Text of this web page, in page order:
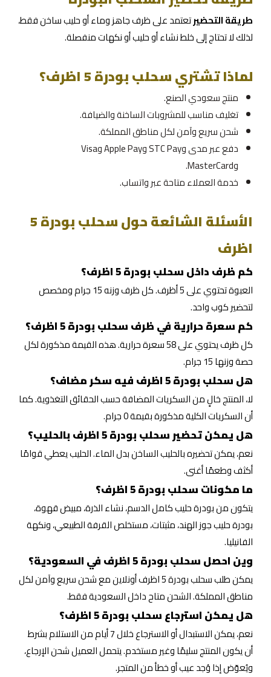
طريقة التحضيرتعتمد على ظرف جاهز وماء أو حليب ساخن فقط،
لذلك لا تحتاج إلى خلط نشاء أو حليب أو نكهات منفصلة.
لماذا تشتري سحلب بودرة 5 اظرف؟
منتج سعودي الصنع.
تغليف مناسب للمشروبات الساخنة والضيافة.
شحن سريع وآمن لكل مناطق المملكة.
دفع عبر مدى وSTC Pay وApple Pay وVisa
وMasterCard.
خدمة العملاء متاحة عبر واتساب.
الأسئلة الشائعة حول سحلب بودرة 5
اظرف
كم ظرف داخل سحلب بودرة 5 اظرف؟
العبوة تحتوي على 5 أظرف. كل ظرف وزنه 15 جرام ومخصص
لتحضير كوب واحد.
كم سعرة حرارية في ظرف سحلب بودرة 5 اظرف؟
كل ظرف يحتوي على 58 سعرة حرارية. هذه القيمة مذكورة لكل
حصة وزنها 15 جرام.
هل سحلب بودرة 5 اظرف فيه سكر مضاف؟
لا، المنتج خالٍ من السكريات المضافة حسب الحقائق التغذوية. كما
أن السكريات الكلية مذكورة بقيمة 0 جرام.
هل يمكن تحضير سحلب بودرة 5 اظرف بالحليب؟
نعم، يمكن تحضيره بالحليب الساخن بدل الماء. الحليب يعطي قوامًا
أكثف وطعمًا أغنى.
ما مكونات سحلب بودرة 5 اظرف؟
يتكون من بودرة حليب كامل الدسم، نشاء الذرة، مبيض قهوة،
بودرة حليب جوز الهند، مثبتات، مستخلص القرفة الطبيعي، ونكهة
الفانيليا.
وين احصل سحلب بودرة 5 اظرف في السعودية؟
يمكن طلب سحلب بودرة 5 اظرف أونلاين مع شحن سريع وآمن لكل
مناطق المملكة. الشحن متاح داخل السعودية فقط.
هل يمكن استرجاع سحلب بودرة 5 اظرف؟
نعم، يمكن الاستبدال أو الاسترجاع خلال 7 أيام من الاستلام بشرط
أن يكون المنتج سليمًا وغير مستخدم. يتحمل العميل شحن الإرجاع،
ويُعوّض إذا وُجد عيب أو خطأ من المتجر.